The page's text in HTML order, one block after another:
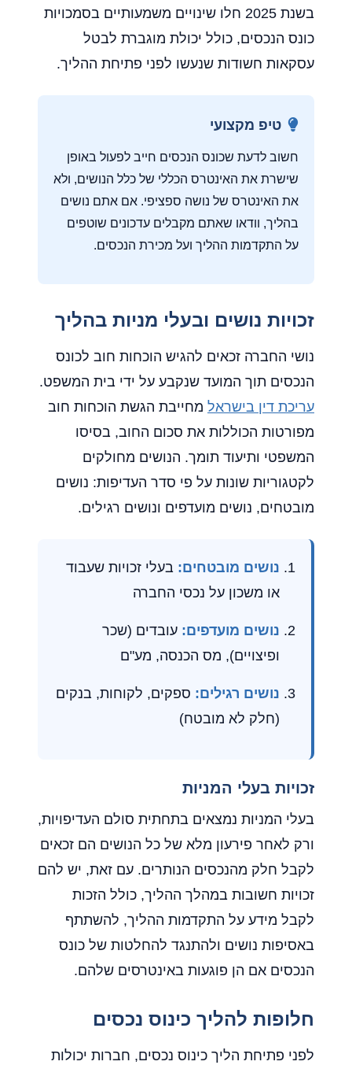
בשנת 2025 חלו שינויים משמעותיים בסמכויות
כונס הנכסים, כולל יכולת מוגברת לבטל
עסקאות חשודות שנעשו לפני פתיחת ההליך.
טיפ מקצועי
חשוב לדעת שכונס הנכסים חייב לפעול באופן
שישרת את האינטרס הכללי של כלל הנושים, ולא
את האינטרס של נושה ספציפי. אם אתם נושים
בהליך, וודאו שאתם מקבלים עדכונים שוטפים
על התקדמות ההליך ועל מכירת הנכסים.
זכויות נושים ובעלי מניות בהליך
נושי החברה זכאים להגיש הוכחות חוב לכונס
הנכסים תוך המועד שנקבע על ידי בית המשפט.
עריכת דין בישראל מחייבת הגשת הוכחות חוב
מפורטות הכוללות את סכום החוב, בסיסו
המשפטי ותיעוד תומך. הנושים מחולקים
לקטגוריות שונות על פי סדר העדיפות: נושים
מובטחים, נושים מועדפים ונושים רגילים.
נושים מובטחים: בעלי זכויות שעבוד
או משכון על נכסי החברה
נושים מועדפים: עובדים (שכר
ופיצויים), מס הכנסה, מע"ם
נושים רגילים: ספקים, לקוחות, בנקים
(חלק לא מובטח)
זכויות בעלי המניות
בעלי המניות נמצאים בתחתית סולם העדיפויות,
ורק לאחר פירעון מלא של כל הנושים הם זכאים
לקבל חלק מהנכסים הנותרים. עם זאת, יש להם
זכויות חשובות במהלך ההליך, כולל הזכות
לקבל מידע על התקדמות ההליך, להשתתף
באסיפות נושים ולהתנגד להחלטות של כונס
הנכסים אם הן פוגעות באינטרסים שלהם.
חלופות להליך כינוס נכסים
לפני פתיחת הליך כינוס נכסים, חברות יכולות